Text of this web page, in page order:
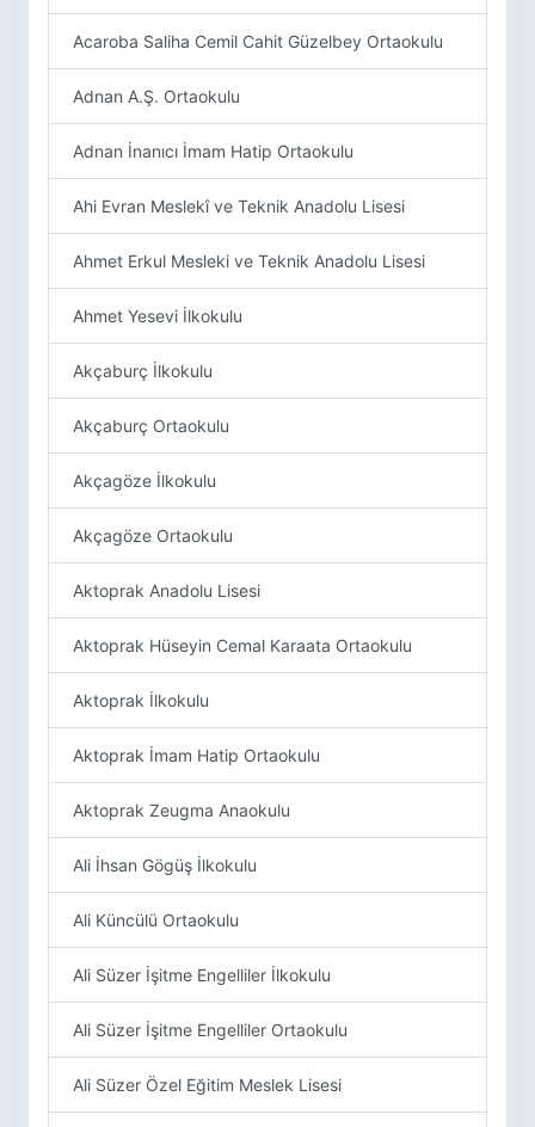
Acaroba Saliha Cemil Cahit Güzelbey Ortaokulu
Adnan A.Ş. Ortaokulu
Adnan İnanıcı İmam Hatip Ortaokulu
Ahi Evran Meslekî ve Teknik Anadolu Lisesi
Ahmet Erkul Mesleki ve Teknik Anadolu Lisesi
Ahmet Yesevi İlkokulu
Akçaburç İlkokulu
Akçaburç Ortaokulu
Akçagöze İlkokulu
Akçagöze Ortaokulu
Aktoprak Anadolu Lisesi
Aktoprak Hüseyin Cemal Karaata Ortaokulu
Aktoprak İlkokulu
Aktoprak İmam Hatip Ortaokulu
Aktoprak Zeugma Anaokulu
Ali İhsan Gögüş İlkokulu
Ali Küncülü Ortaokulu
Ali Süzer İşitme Engelliler İlkokulu
Ali Süzer İşitme Engelliler Ortaokulu
Ali Süzer Özel Eğitim Meslek Lisesi